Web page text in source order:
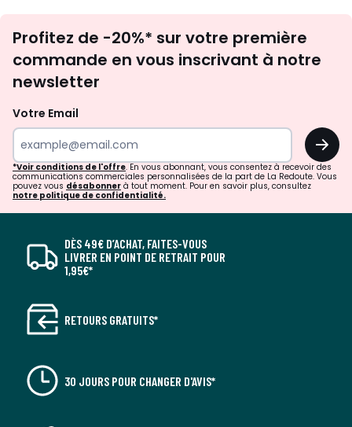
newsletter
Profitez de -20%* sur votre première
commande en vous inscrivant à notre
newsletter
Votre Email
OK
*Voir conditions de l'offre. En vous abonnant, vous consentez à recevoir des
communications commerciales personnalisées de la part de La Redoute. Vous
pouvez vous désabonner à tout moment. Pour en savoir plus, consultez
notre politique de confidentialité.
DÈS 49€ D’ACHAT, FAITES-VOUS
LIVRER EN POINT DE RETRAIT POUR
1,95€*
RETOURS GRATUITS*
30 JOURS POUR CHANGER D'AVIS*